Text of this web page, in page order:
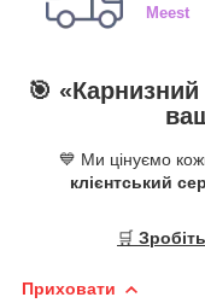
Meest
🎯 «Карнизний
💙 Ми цінуємо
клієнтський
🛒
Приховати